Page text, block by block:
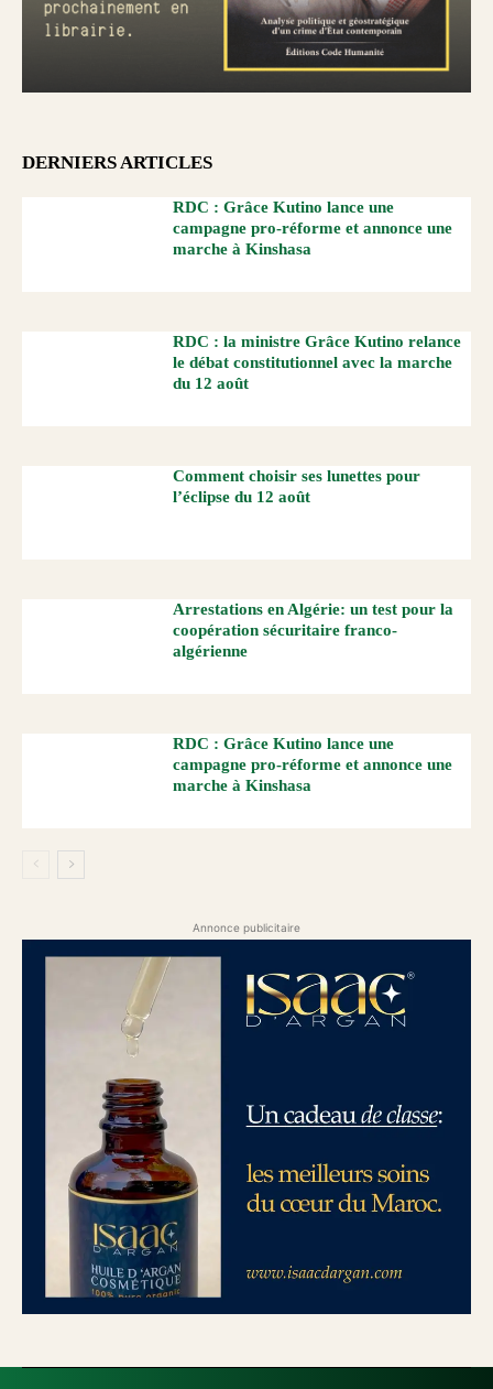
DERNIERS ARTICLES
RDC : Grâce Kutino lance une
campagne pro-réforme et annonce une
marche à Kinshasa
RDC : la ministre Grâce Kutino relance
le débat constitutionnel avec la marche
du 12 août
Comment choisir ses lunettes pour
l’éclipse du 12 août
Arrestations en Algérie: un test pour la
coopération sécuritaire franco-
algérienne
RDC : Grâce Kutino lance une
campagne pro-réforme et annonce une
marche à Kinshasa
Annonce publicitaire